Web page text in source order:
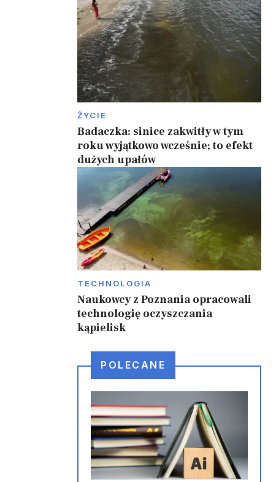
ŻYCIE
Badaczka: sinice zakwitły w tym
roku wyjątkowo wcześnie; to efekt
dużych upałów
TECHNOLOGIA
Naukowcy z Poznania opracowali
technologię oczyszczania
kąpielisk
POLECANE